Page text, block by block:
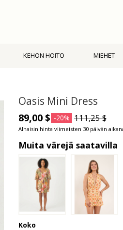
KEHON HOITO MIEHET
Oasis Mini Dress
89,00 $ -20% 111,25 $
Alhaisin hinta viimeisten 30 päivän
Muita värejä saatavilla
Koko